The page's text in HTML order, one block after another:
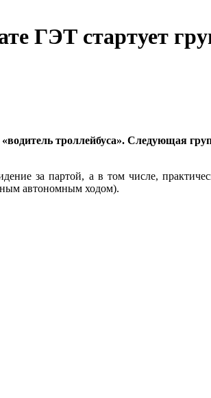
ГЭТ стартует
троллейбуса». Следующая
за партой, а в том числе,
автономным ходом).